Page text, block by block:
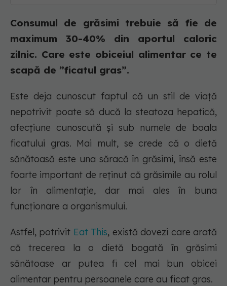
Consumul de grăsimi trebuie să fie de
maximum 30-40% din aportul caloric
zilnic. Care este obiceiul alimentar ce te
scapă de ”ficatul gras”.
Este deja cunoscut faptul că un stil de viață
nepotrivit poate să ducă la steatoza hepatică,
afecțiune cunoscută și sub numele de boala
ficatului gras. Mai mult, se crede că o dietă
sănătoasă este una săracă în grăsimi, însă este
foarte important de reținut că grăsimile au rolul
lor în alimentație, dar mai ales în buna
funcționare a organismului.
Astfel, potrivit Eat This, există dovezi care arată
că trecerea la o dietă bogată în grăsimi
sănătoase ar putea fi cel mai bun obicei
alimentar pentru persoanele care au ficat gras.